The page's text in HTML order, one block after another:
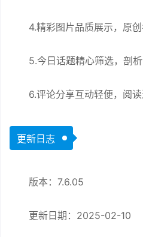
4.精彩图片品质展示，原
5.今日话题精心筛选，剖
6.评论分享互动轻便，阅
更新日志
版本：7.6.05
更新日期：2025-02-10